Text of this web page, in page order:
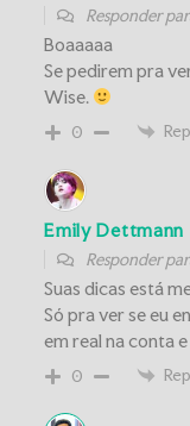
Responder
Boaaaaa
Se pedirem pra
Wise.
0
Emily Dettmann
Responder
Suas dicas está
Só pra ver se eu
em real na conta
0